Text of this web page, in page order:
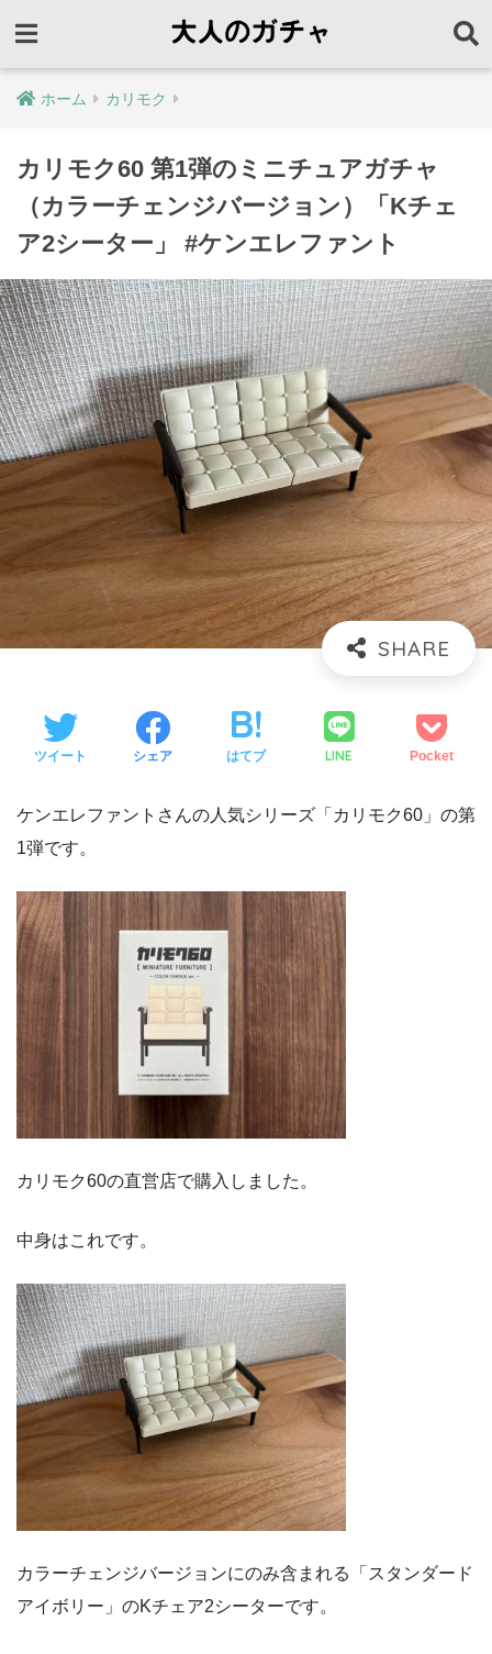
ホーム カリモク
カリモク60 第1弾のミニチュアガチャ
（カラーチェンジバージョン）「Kチェ
ア2シーター」 #ケンエレファント
ツイート シェア はてブ LINE Pocket
ケンエレファントさんの人気シリーズ「カリモク60」の第
1弾です。
カリモク60の直営店で購入しました。
中身はこれです。
カラーチェンジバージョンにのみ含まれる「スタンダード
アイボリー」のKチェア2シーターです。